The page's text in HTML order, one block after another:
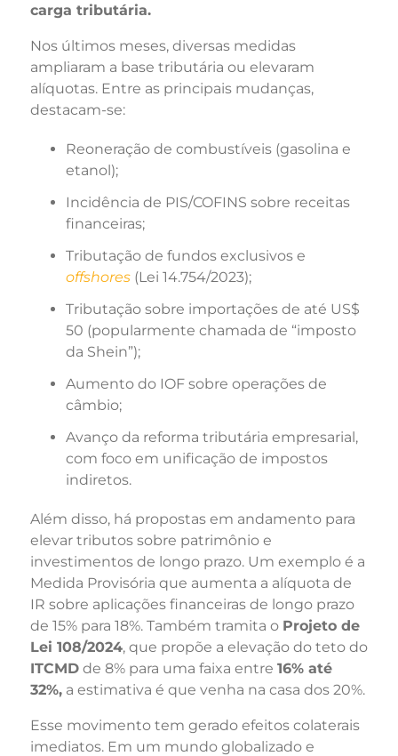
carga tributária.
Nos últimos meses, diversas medidas
ampliaram a base tributária ou elevaram
alíquotas. Entre as principais mudanças,
destacam-se:
Reoneração de combustíveis (gasolina e
etanol);
Incidência de PIS/COFINS sobre receitas
financeiras;
Tributação de fundos exclusivos e
offshores(Lei 14.754/2023);
Tributação sobre importações de até US$
50 (popularmente chamada de “imposto
da Shein”);
Aumento do IOF sobre operações de
câmbio;
Avanço da reforma tributária empresarial,
com foco em unificação de impostos
indiretos.
Além disso, há propostas em andamento para
elevar tributos sobre patrimônio e
investimentos de longo prazo. Um exemplo é a
Medida Provisória que aumenta a alíquota de
IR sobre aplicações financeiras de longo prazo
de 15% para 18%. Também tramita o Projeto de
Lei 108/2024, que propõe a elevação do teto do
ITCMDde 8% para uma faixa entre 16% até
32%,a estimativa é que venha na casa dos 20%.
Esse movimento tem gerado efeitos colaterais
imediatos. Em um mundo globalizado e